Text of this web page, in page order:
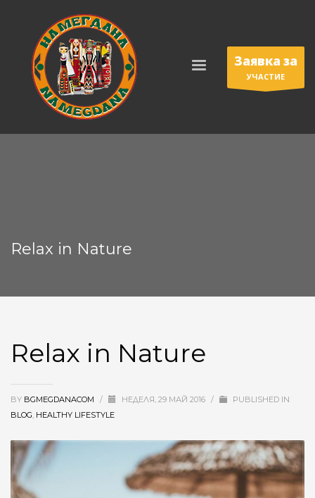
Заявка за
УЧАСТИЕ
Relax in Nature
Relax in Nature
BY BGMEGDANACOM / НЕДЕЛЯ, 29 МАЙ 2016 /
PUBLISHED IN
BLOG, HEALTHY LIFESTYLE